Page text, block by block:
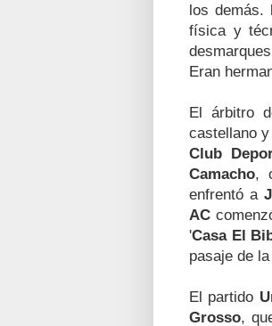
los demás.
física y
Eran
El árbitro
castellano
Club
Camacho,
enfrentó a
AC
'Casa El
pasaje de
El partido
Grosso,